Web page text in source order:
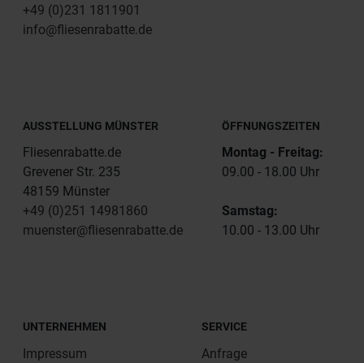
+49 (0)231 1811901
info@fliesenrabatte.de
AUSSTELLUNG MÜNSTER
Fliesenrabatte.de
Grevener Str. 235
48159 Münster
+49 (0)251 14981860
muenster@fliesenrabatte.de
ÖFFNUNGSZEITEN
Montag - Freitag:
09.00 - 18.00 Uhr
Samstag:
10.00 - 13.00 Uhr
UNTERNEHMEN
Impressum
SERVICE
Anfrage